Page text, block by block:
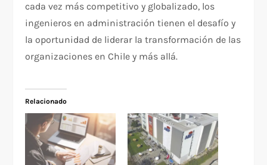
cada vez más competitivo y globalizado, los
ingenieros en administración tienen el desafío y
la oportunidad de liderar la transformación de las
organizaciones en Chile y más allá.
Relacionado